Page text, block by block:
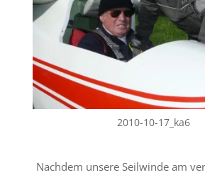
2010-10-17_ka6
Nachdem unsere Seilwinde am